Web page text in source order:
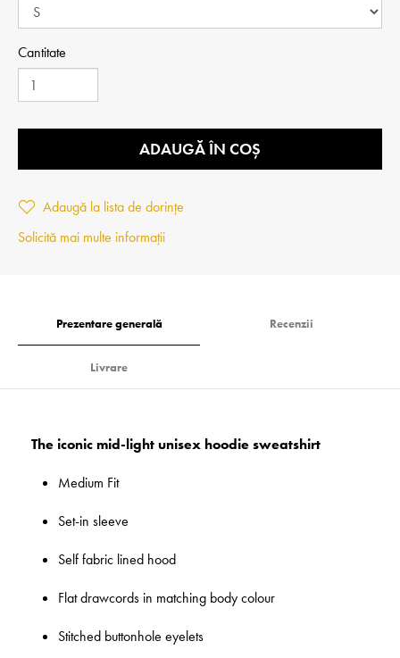
Cantitate
ADAUGĂ ÎN COȘ
Adaugă la lista de dorințe
Solicită mai multe informații
Prezentare generală Recenzii
Livrare
The iconic mid-light unisex hoodie sweatshirt
Medium Fit
Set-in sleeve
Self fabric lined hood
Flat drawcords in matching body colour
Stitched buttonhole eyelets